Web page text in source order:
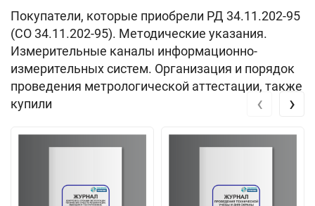
Покупатели, которые приобрели РД 34.11.202-95
(СО 34.11.202-95). Методические указания.
Измерительные каналы информационно-
измерительных систем. Организация и порядок
проведения метрологической аттестации, также
купили
‹ ›